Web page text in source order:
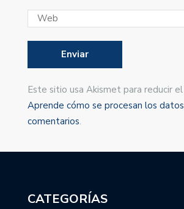
Este sitio usa Akismet para reducir el
Aprende cómo se procesan los
comentarios.
CATEGORÍAS